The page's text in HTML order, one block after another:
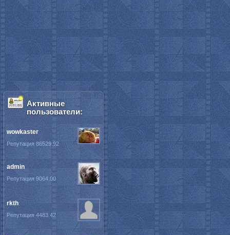
Активные
пользователи:
wowkaster
Репутация 86529.92
admin
Репутация 9064.00
rkth
Репутация 4483.42